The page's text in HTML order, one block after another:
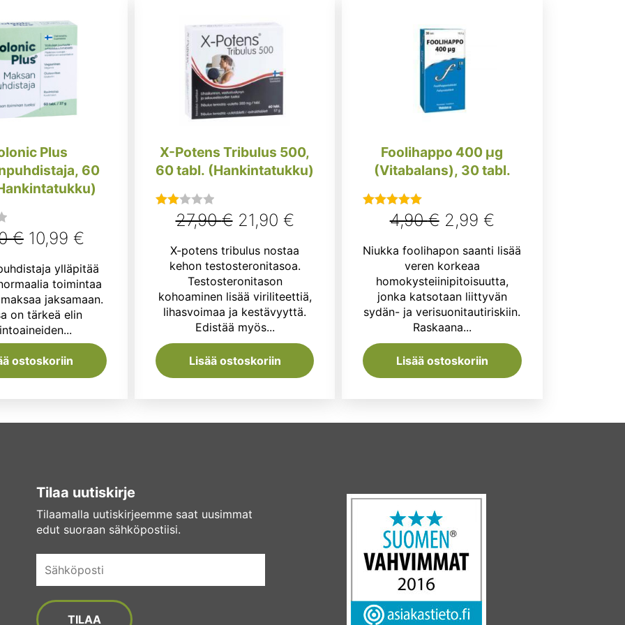
Plus
60
€ Alkuperäinen
hinta
oli:
11,90 €.
10,99 €Nykyinen
hinta
on:
10,99 €.
ylläpitää
toimintaa
jaksamaan.
on tärkeä elin
ostoskoriin
X-Potens Tribulus 500,
60 tabl. (Hankintatukku)
Arvostelu
tuotteesta:
2.00
/ 5
27,90€ Alkuperäinen
hinta
oli:
27,90 €.
21,90 €Nykyinen
on:
21,90 €.
X-potens tribulus nostaa
kehon testosteronitasoa.
Testosteronitason
kohoaminen lisää viriliteettiä,
lihasvoimaa ja kestävyyttä.
Edistää myös...
Lisää ostoskoriin
Foolihappo 400 µg
(Vitabalans), 30 tabl.
Arvostelu
tuotteesta:
5.00/ 5
4,90€ Alkuperäinen
oli:
4,90 €.
2,99 €Nykyinen
hinta
2,99 €.
Niukka foolihapon saanti lisää
veren korkeaa
homokysteiinipitoisuutta,
jonka katsotaan liittyvän
sydän- ja verisuonitautiriskiin.
Raskaana...
Lisää ostoskoriin
Tilaa uutiskirje
Tilaamalla uutiskirjeemme saat uusimmat
edut suoraan sähköpostiisi.